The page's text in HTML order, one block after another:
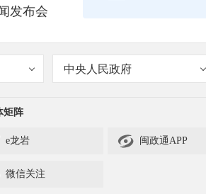
发布会
中央人民政府
矩阵
e龙岩  闽政通APP
微信关注